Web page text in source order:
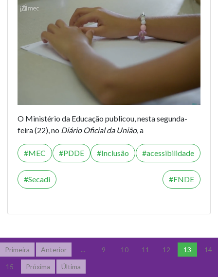
O Ministério da Educação publicou, nesta segunda-
feira (22), no Diário Oficial da União, a
MEC PDDE Inclusão acessibilidade
Secadi FNDE
Primeira Anterior ... 9 10 11 12 13 14
15 Próxima Última